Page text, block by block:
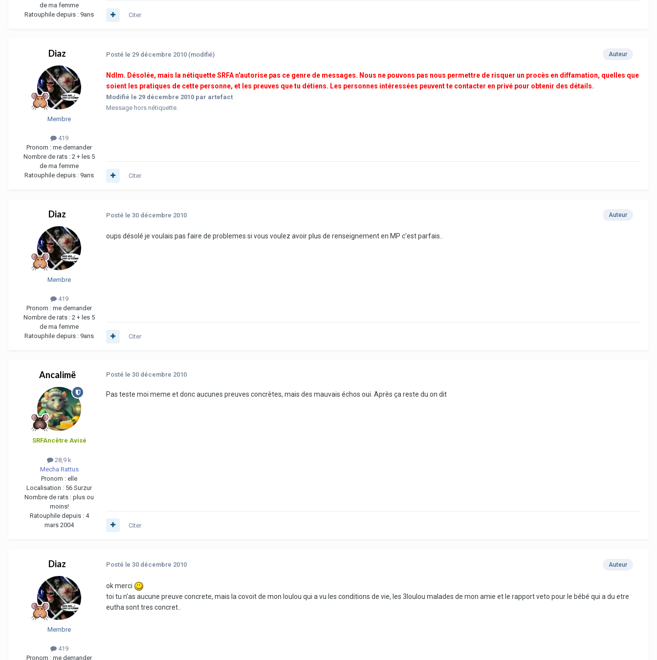
de ma femme
Ratouphile depuis : 9ans Citer
Diaz
Membre
419
Pronom : me demander
Nombre de rats : 2 + les 5
de ma femme
Ratouphile depuis : 9ans
Auteur
Posté le 29 décembre 2010 (modifié)
Ndlm. Désolée, mais la nétiquette SRFA n'autorise pas ce genre de messages. Nous ne pouvons pas nous permettre de risquer un procès en diffamation, quelles que
soient les pratiques de cette personne, et les preuves que tu détiens. Les personnes intéressées peuvent te contacter en privé pour obtenir des détails.
Modifié le 29 décembre 2010 par artefact
Message hors nétiquette.
Citer
Diaz
Membre
419
Pronom : me demander
Nombre de rats : 2 + les 5
de ma femme
Ratouphile depuis : 9ans
Auteur
Posté le 30 décembre 2010
oups désolé je voulais pas faire de problemes si vous voulez avoir plus de renseignement en MP c'est parfais..
Citer
Ancalimë
SRFAncêtre Avisé
28,9 k
Mecha Rattus
Pronom : elle
Localisation : 56 Surzur
Nombre de rats : plus ou
moins!
Ratouphile depuis : 4
mars 2004
Posté le 30 décembre 2010
Pas teste moi meme et donc aucunes preuves concrètes, mais des mauvais échos oui. Après ça reste du on dit
Citer
Diaz
Membre
419
Pronom : me demander
Auteur
Posté le 30 décembre 2010
ok merci
toi tu n'as aucune preuve concrete, mais la covoit de mon loulou qui a vu les conditions de vie, les 3loulou malades de mon amie et le rapport veto pour le bébé qui a du etre
eutha sont tres concret..